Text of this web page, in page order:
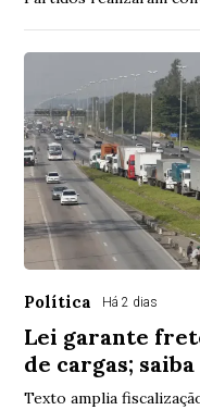
Política Há 2 dias
Lei garante
de cargas;
Texto amplia